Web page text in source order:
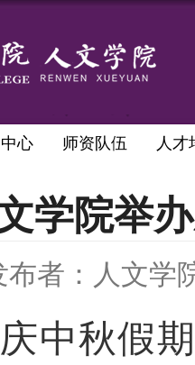
心 师资队伍 人才
学院举
布者：人文学
中秋假